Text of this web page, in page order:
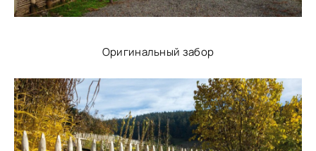
Оригинальный забор